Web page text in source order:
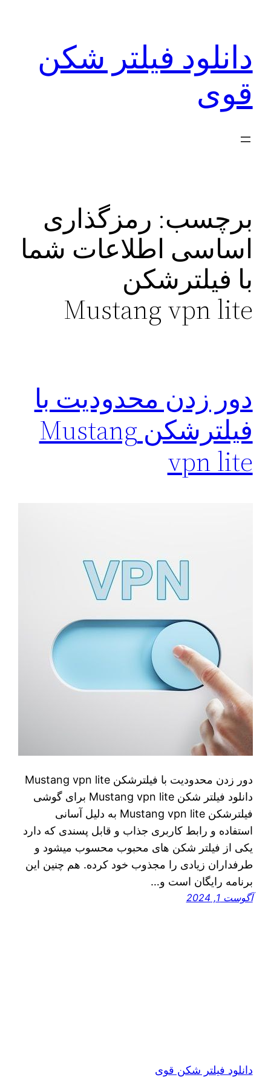
دانلود فیلتر شکن
قوی
برچسب: رمزگذاری
اساسی اطلاعات شما
با فیلترشکن
Mustang vpn lite
دور زدن محدودیت با
فیلترشکن Mustang
vpn lite
دور زدن محدودیت با فیلترشکن Mustang vpn lite
دانلود فیلتر شکن Mustang vpn lite برای گوشی
فیلترشکن Mustang vpn lite به دلیل آسانی
استفاده و رابط کاربری جذاب و قابل پسندی که دارد
یکی از فیلتر شکن های محبوب محسوب میشود و
طرفداران زیادی را مجذوب خود کرده. هم چنین این
برنامه رایگان است و…
آگوست 1, 2024
دانلود فیلتر شکن قوی